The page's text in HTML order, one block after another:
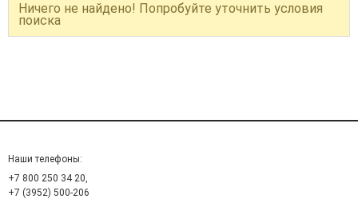
Ничего не найдено! Попробуйте уточнить условия
поиска
Наши телефоны:
+7 800 250 34 20,
+7 (3952) 500-206